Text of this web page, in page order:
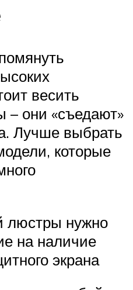
весить
они «съедают»
Лучше выбрать
которые
люстры нужно
на наличие
экрана